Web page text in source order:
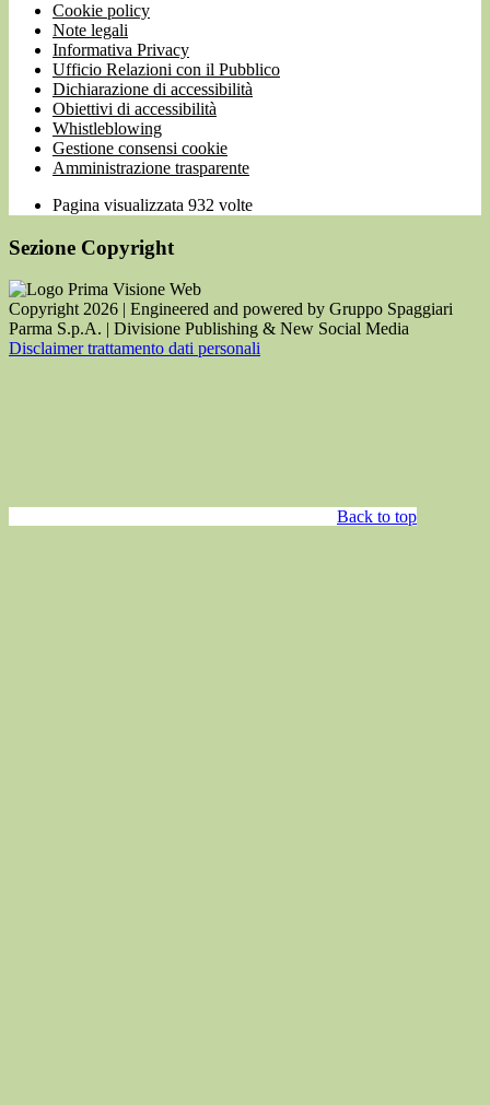
Cookie policy
Note legali
Informativa Privacy
Ufficio Relazioni con il Pubblico
Dichiarazione di accessibilità
Obiettivi di accessibilità
Whistleblowing
Gestione consensi cookie
Amministrazione trasparente
Pagina visualizzata 932 volte
Sezione Copyright
Copyright 2026 | Engineered and powered by Gruppo Spaggiari
Parma S.p.A. | Divisione Publishing & New Social Media
Disclaimer trattamento dati personali
Back to top